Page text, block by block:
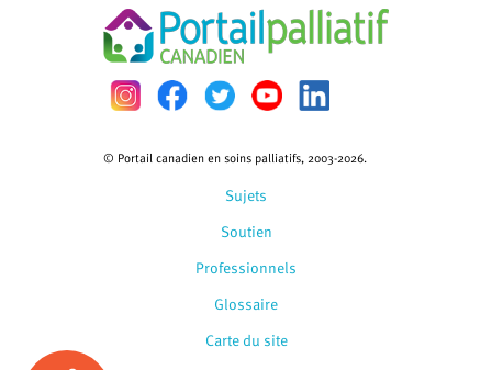
Sujets
Soutien
Professionnels
Glossaire
© Portail canadien en soins palliatifs, 2003-2026.
Carte du site